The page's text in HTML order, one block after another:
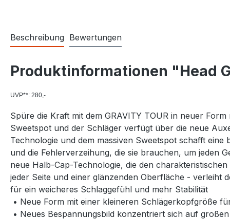
Beschreibung Bewertungen
Produktinformationen "Head
UVP**: 280,-
Spüre die Kraft mit dem GRAVITY TOUR in neuer
Sweetspot und der Schläger verfügt über die neue
Technologie und dem massiven Sweetspot schafft
und die Fehlerverzeihung, die sie brauchen, um jeden
neue Halb-Cap-Technologie, die den
jeder Seite und einer glänzenden Oberfläche - verleiht
für ein weicheres Schlaggefühl und mehr Stabilität
• Neue Form mit einer kleineren Schlägerkopfgröße
• Neues Bespannungsbild konzentriert sich auf